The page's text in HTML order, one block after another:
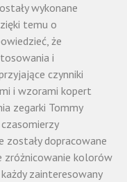
wykonane
temu o
że
i
czynniki
i wzorami kopert
zegarki Tommy
zostały dopracowane
zróżnicowanie kolorów
zainteresowany